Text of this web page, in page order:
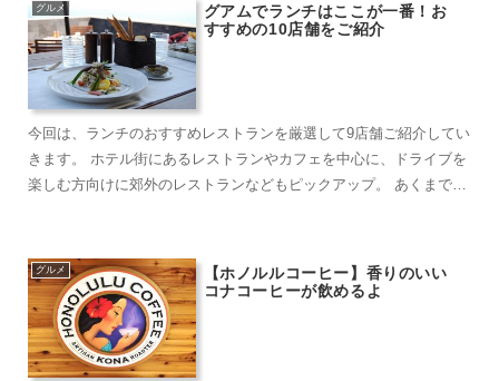
グルメ
グアムでランチはここが一番！お
すすめの10店舗をご紹介
今回は、ランチのおすすめレストランを厳選して9店舗ご紹介してい
きます。 ホテル街にあるレストランやカフェを中心に、ドライブを
楽しむ方向けに郊外のレストランなどもピックアップ。 あくまでも
グルメ
【ホノルルコーヒー】香りのいい
コナコーヒーが飲めるよ